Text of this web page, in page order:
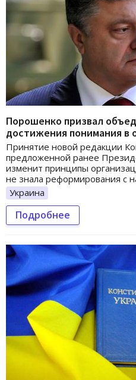
Порошенко призвал
достижения понимания в
Принятие новой редакции
предложенной ранее
изменит принципы
не знала реформирования с
Украина
Подробнее